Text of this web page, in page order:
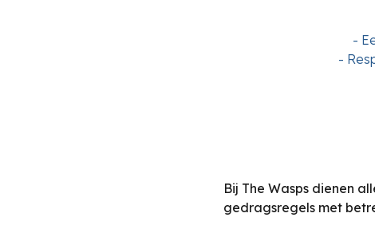
-
-
Bij The Wasps dienen
gedragsregels met